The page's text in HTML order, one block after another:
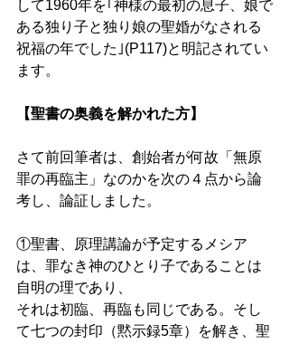
して1960年を｢神様の最初の息子、娘で
ある独り子と独り娘の聖婚がなされる
祝福の年でした｣(P117)と明記されてい
ます。
【聖書の奥義を解かれた方】
さて前回筆者は、創始者が何故「無原
罪の再臨主」なのかを次の４点から論
考し、論証しました。
①聖書、原理講論が予定するメシア
は、罪なき神のひとり子であることは
自明の理であり、
それは初臨、再臨も同じである。そし
て七つの封印（黙示録5章）を解き、聖